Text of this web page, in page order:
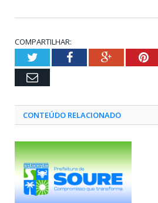
COMPARTILHAR:
TwitterFacebookGoogle+
Email
CONTEÚDO RELACIONADO